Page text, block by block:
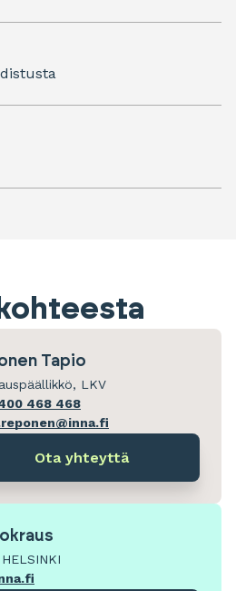
Tapio
LKV
468 468
Ota yhteyttä